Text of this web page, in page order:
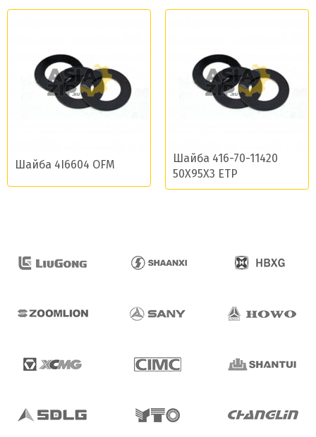
Шайба 4I6604 OFM
Шайба 416-70-11420
50X95X3 ETP